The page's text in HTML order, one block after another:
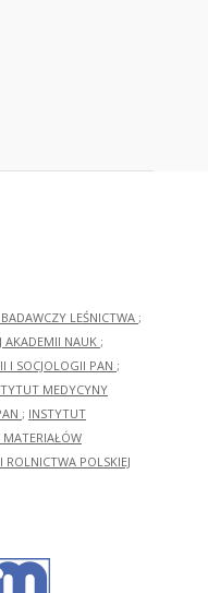
LEŚNICTWA ;
AKADEMII NAUK ;
I SOCJOLOGII PAN ;
MEDYCYNY
; INSTYTUT
POLSKIEJ